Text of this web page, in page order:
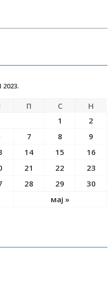
П С Н
мај »
1
2
7 8
9
14 15
16
21 22
23
28 29 30